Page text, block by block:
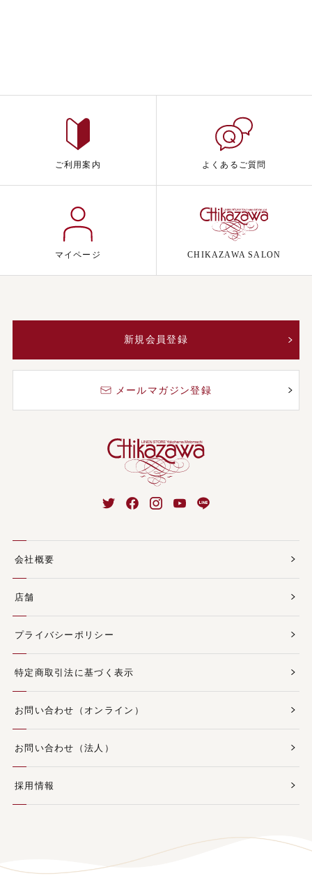
ご利用案内 よくあるご質問
マイページ CHIKAZAWA SALON
新規会員登録
メールマガジン登録
会社概要
店舗
プライバシーポリシー
特定商取引法に基づく表示
お問い合わせ（オンライン）
お問い合わせ（法人）
採用情報